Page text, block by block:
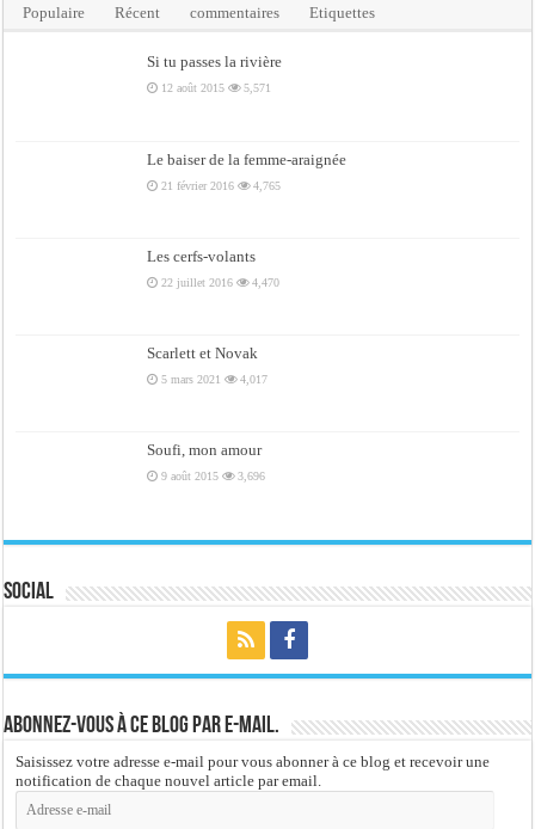
Populaire Récent commentaires Etiquettes
Si tu passes la rivière
12 août 2015 5,571
Le baiser de la femme-araignée
21 février 2016 4,765
Les cerfs-volants
22 juillet 2016 4,470
Scarlett et Novak
5 mars 2021 4,017
Soufi, mon amour
9 août 2015 3,696
Social
Abonnez-vous à ce blog par e-mail.
Saisissez votre adresse e-mail pour vous abonner à ce blog et recevoir une
notification de chaque nouvel article par email.
Adresse
e-